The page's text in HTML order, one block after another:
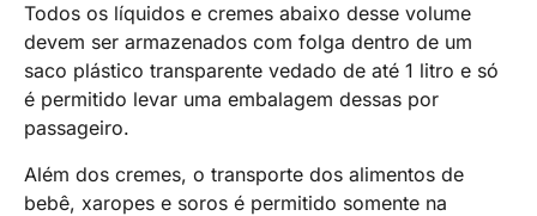
Todos os líquidos e cremes abaixo desse volume
devem ser armazenados com folga dentro de um
saco plástico transparente vedado de até 1 litro e só
é permitido levar uma embalagem dessas por
passageiro.
Além dos cremes, o transporte dos alimentos de
bebê, xaropes e soros é permitido somente na